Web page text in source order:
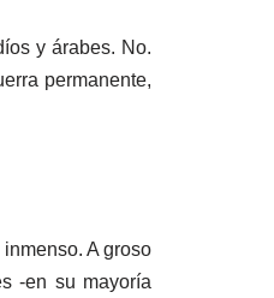
y árabes. No.
permanente,
A groso
-en su mayoría